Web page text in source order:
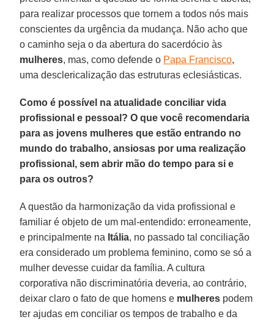
para realizar processos que tornem a todos nós mais
conscientes da urgência da mudança. Não acho que
o caminho seja o da abertura do sacerdócio às
mulheres, mas, como defende o Papa Francisco,
uma desclericalização das estruturas eclesiásticas.
Como é possível na atualidade conciliar vida
profissional e pessoal? O que você recomendaria
para as jovens mulheres que estão entrando no
mundo do trabalho, ansiosas por uma realização
profissional, sem abrir mão do tempo para si e
para os outros?
A questão da harmonização da vida profissional e
familiar é objeto de um mal-entendido: erroneamente,
e principalmente na Itália, no passado tal conciliação
era considerado um problema feminino, como se só a
mulher devesse cuidar da família. A cultura
corporativa não discriminatória deveria, ao contrário,
deixar claro o fato de que homens e mulheres podem
ter ajudas em conciliar os tempos de trabalho e da